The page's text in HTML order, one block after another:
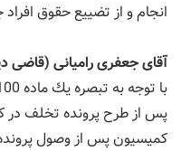
انجام و از تضییع حقوق
آقای جعفری رامیانی (قاضی
كمیسیون پس از وصول